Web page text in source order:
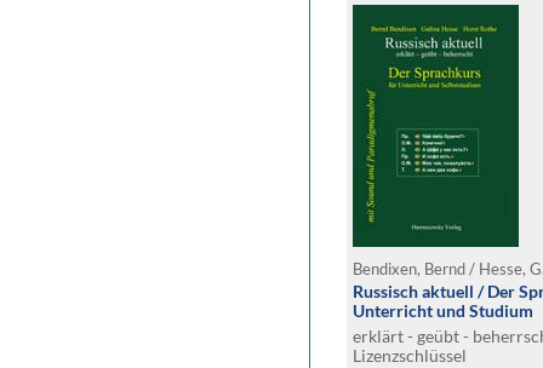
Bendixen, Bernd / Hesse,
Russisch aktuell / Der
Unterricht und Studium
erklärt - geübt -
Lizenzschlüssel